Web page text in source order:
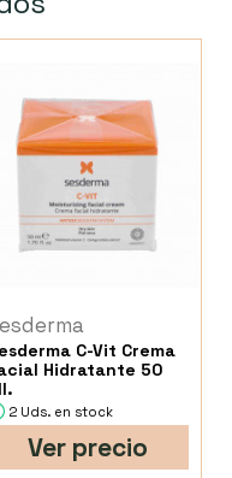
C-Vit Crema
Hidratante 50
2 Uds. en stock
Ver precio